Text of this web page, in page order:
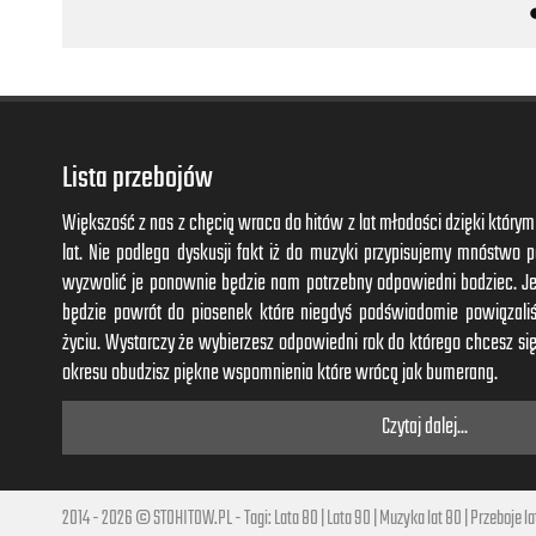
Gości tłum coś fałszywie odśpiewa,
Złoty krążek mi wcisną na rękę,
{I powiozą mnie windą do nieba.} ×3
Lista przebojów
Większość z nas z chęcią wraca do hitów z lat młodości dzięki
lat. Nie podlega dyskusji fakt iż do muzyki przypisujemy mnóstwo
wyzwolić je ponownie będzie nam potrzebny odpowiedni bodziec.
będzie powrót do piosenek które niegdyś podświadomie
życiu. Wystarczy że wybierzesz odpowiedni rok do którego chcesz
okresu obudzisz piękne wspomnienia które wrócą jak bumerang.
Czytaj dalej...
2014 - 2026 © STOHITOW.PL - Tagi:Lata 80|Lata 90|Muzyka lat 80|Przeboje